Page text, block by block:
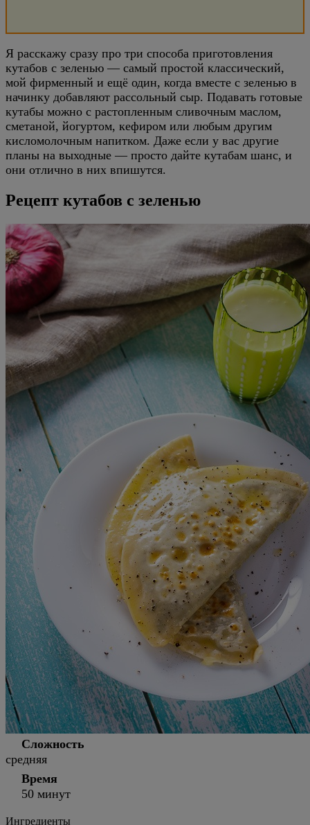
Я расскажу сразу про три способа приготовления
кутабов с зеленью — самый простой классический,
мой фирменный и ещё один, когда вместе с зеленью в
начинку добавляют рассольный сыр. Подавать готовые
кутабы можно с растопленным сливочным маслом,
сметаной, йогуртом, кефиром или любым другим
кисломолочным напитком. Даже если у вас другие
планы на выходные — просто дайте кутабам шанс, и
они отлично в них впишутся.
Рецепт кутабов с зеленью
Сложность
средняя
Время
50 минут
Ингредиенты